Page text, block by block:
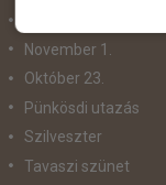
November 1.
Október 23.
Pünkösdi utazás
Szilveszter
Tavaszi szünet